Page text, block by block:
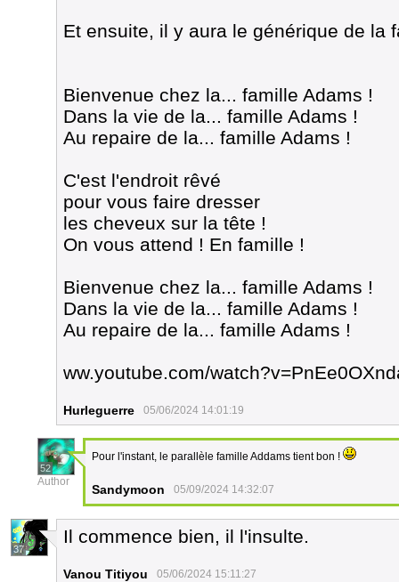
Et ensuite, il y aura le générique de la
Bienvenue chez la... famille Adams !
Dans la vie de la... famille Adams !
Au repaire de la... famille Adams !
C'est l'endroit rêvé
pour vous faire dresser
les cheveux sur la tête !
On vous attend ! En famille !
Bienvenue chez la... famille Adams !
Dans la vie de la... famille Adams !
Au repaire de la... famille Adams !
ww.youtube.com/
Hurleguerre 05/06/2024 14:01:19
52
Author
Pour l'instant, le parallèle famille Addams tient bon !
Sandymoon 05/09/2024 14:32:07
37
Il commence bien, il l'insulte.
Vanou Titiyou 05/06/2024 15:11:27